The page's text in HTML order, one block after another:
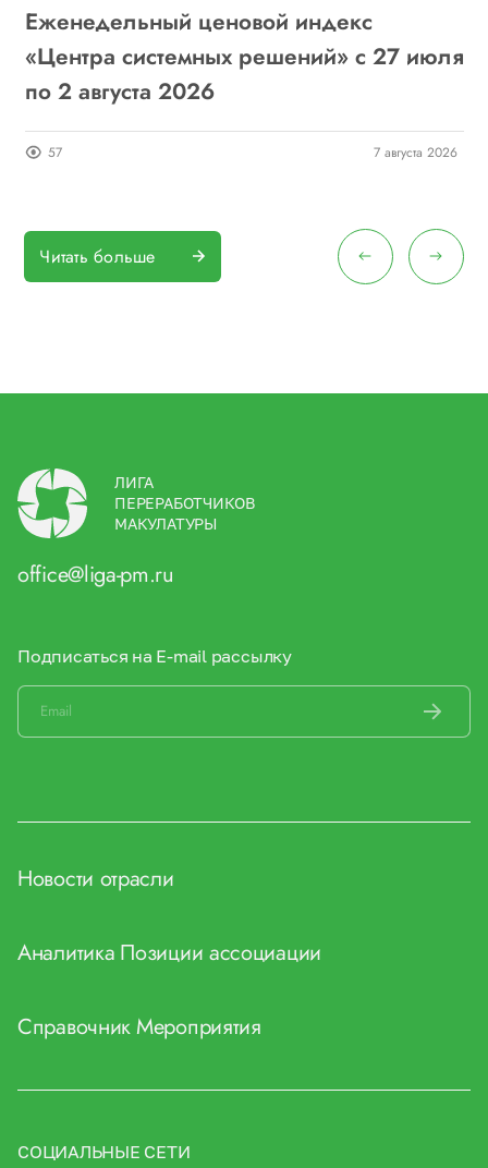
Еженедельный ценовой индекс
«Центра системных решений» с 27 июля
по 2 августа 2026
57 7 августа 2026
Читать больше
ЛИГА
ПЕРЕРАБОТЧИКОВ
МАКУЛАТУРЫ
office@liga-pm.ru
Подписаться на E-mail рассылку
Новости отрасли
Аналитика Позиции ассоциации
СправочникМероприятия
СОЦИАЛЬНЫЕ СЕТИ